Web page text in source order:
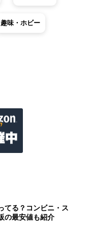
趣味・ホビー
てる？コンビニ・ス
の最安値も紹介